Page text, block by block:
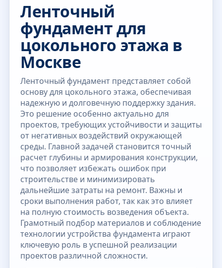
Ленточный
фундамент для
цокольного этажа в
Москве
Ленточный фундамент представляет собой
основу для цокольного этажа, обеспечивая
надежную и долговечную поддержку здания.
Это решение особенно актуально для
проектов, требующих устойчивости и защиты
от негативных воздействий окружающей
среды. Главной задачей становится точный
расчет глубины и армирования конструкции,
что позволяет избежать ошибок при
строительстве и минимизировать
дальнейшие затраты на ремонт. Важны и
сроки выполнения работ, так как это влияет
на полную стоимость возведения объекта.
Грамотный подбор материалов и соблюдение
технологии устройства фундамента играют
ключевую роль в успешной реализации
проектов различной сложности.